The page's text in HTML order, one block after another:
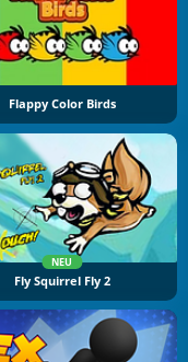
Flappy Color Birds
NEU
Fly Squirrel Fly 2